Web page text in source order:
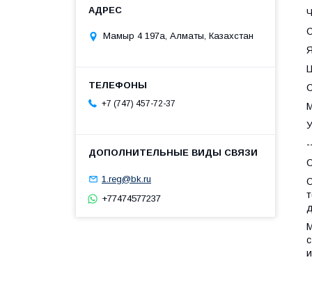
Мамыр 4 197а, Алматы, Казахстан
+7 (747) 457-72-37
1.reg@bk.ru
+77474577237